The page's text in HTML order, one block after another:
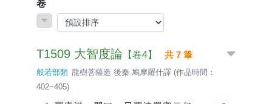
卷
T1509 大智度論 【卷4】 共 7 筆
般若部類 龍樹菩薩造 後秦 鳩摩羅什譯 (作品時間：
402~405)